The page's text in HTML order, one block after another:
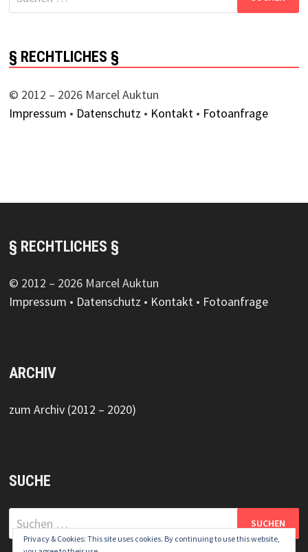
nach:
§ RECHTLICHES §
© 2012 – 2026 Marcel Auktun
Impressum • Datenschutz • Kontakt• Fotoanfrage
§ RECHTLICHES §
© 2012 – 2026 Marcel Auktun
Impressum • Datenschutz • Kontakt• Fotoanfrage
ARCHIV
zum Archiv (2012 – 2020)
SUCHE
Suchen
nach:Privacy & Cookies: This site uses cookies. By continuing to use this website,